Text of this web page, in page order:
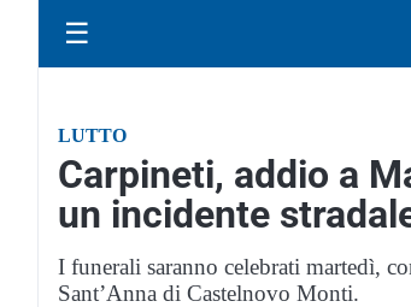
☰
LUTTO
Carpineti, addio a
un incidente
I funerali saranno celebrati martedì,
Sant’Anna di Castelnovo Monti.